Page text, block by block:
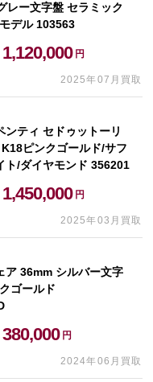
レー文字盤 セラミック
デル 103563
1,120,000 円
2025年07月買取
ンティ セドゥットーリ
ピンクゴールド/サフ
ト/ダイヤモンド 356201
1,450,000 円
2025年03月買取
ア 36mm シルバー文字
ゴールド
380,000 円
2024年06月買取